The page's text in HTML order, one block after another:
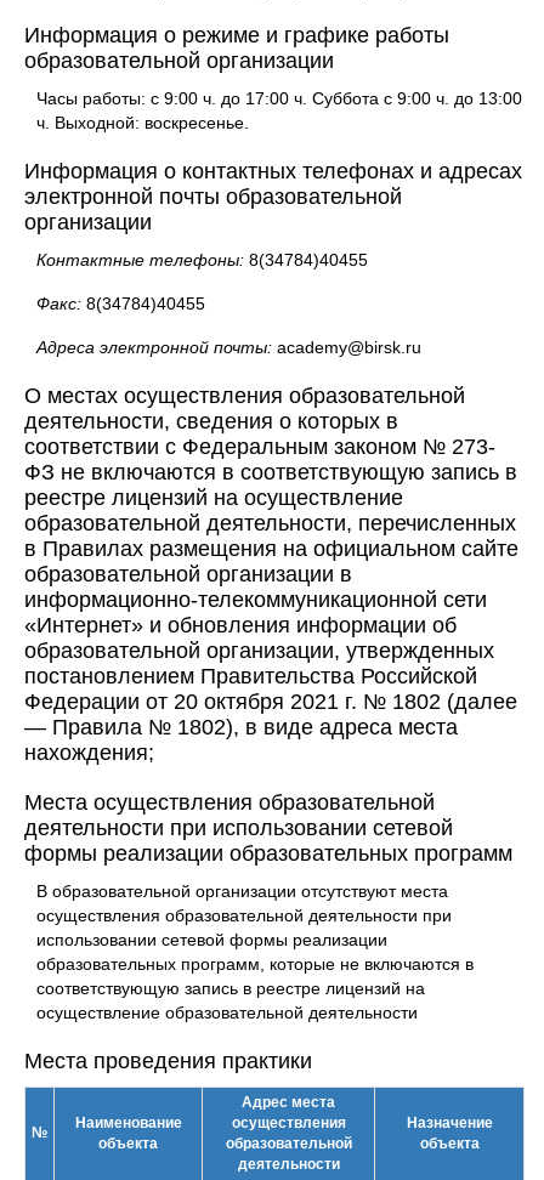
Информация о режиме и графике работы
образовательной организации
Часы работы: с 9:00 ч. до 17:00 ч. Суббота с 9:00 ч. до 13:00
ч. Выходной: воскресенье.
Информация о контактных телефонах и адресах
электронной почты образовательной
организации
Контактные телефоны: 8(34784)40455
Факс: 8(34784)40455
Адреса электронной почты: academy@birsk.ru
О местах осуществления образовательной
деятельности, сведения о которых в
соответствии с Федеральным законом № 273-
ФЗ не включаются в соответствующую запись в
реестре лицензий на осуществление
образовательной деятельности, перечисленных
в Правилах размещения на официальном сайте
образовательной организации в
информационно-телекоммуникационной сети
«Интернет» и обновления информации об
образовательной организации, утвержденных
постановлением Правительства Российской
Федерации от 20 октября 2021 г. № 1802 (далее
— Правила № 1802), в виде адреса места
нахождения;
Места осуществления образовательной
деятельности при использовании сетевой
формы реализации образовательных программ
В образовательной организации отсутствуют места
осуществления образовательной деятельности при
использовании сетевой формы реализации
образовательных программ, которые не включаются в
соответствующую запись в реестре лицензий на
осуществление образовательной деятельности
Места проведения практики
№
Наименование
объекта
Адрес места
осуществления
образовательной
деятельности
Назначение
объекта